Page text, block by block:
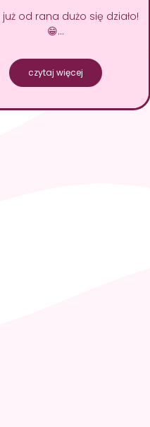
już od rana dużo się działo!
😁…
czytaj więcej